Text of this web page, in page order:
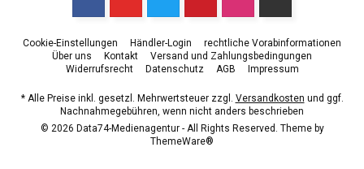
Cookie-Einstellungen Händler-Login
rechtliche Vorabinformationen
Über uns
Kontakt
Versand und Zahlungsbedingungen
Widerrufsrecht
Datenschutz AGB Impressum
* Alle Preise inkl. gesetzl. Mehrwertsteuer zzgl. Versandkosten und ggf.
Nachnahmegebühren, wenn nicht anders beschrieben
© 2026 Data74-Medienagentur - All Rights Reserved. Theme by
ThemeWare®